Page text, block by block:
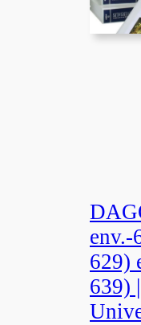
env.-
629)
639)